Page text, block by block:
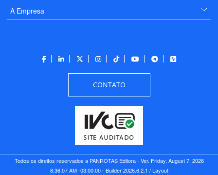
A Empresa
CONTATO
Todos os direitos reservados a PANROTAS Editora - Ver. Friday, August 7, 2026
8:36:07 AM -03:00:00 - Builder 2026.6.2.1 / Layout